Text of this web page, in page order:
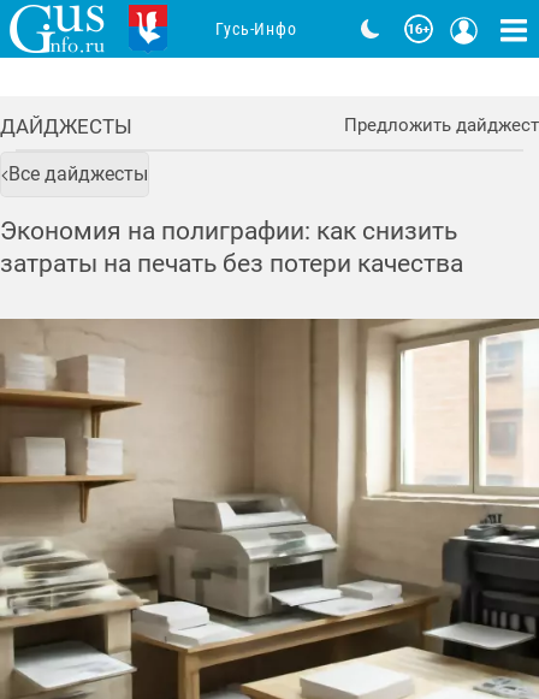
ДАЙДЖЕСТЫ Предложить дайджест
Все дайджесты
Экономия на полиграфии: как снизить
затраты на печать без потери качества
Гусь-Инфо